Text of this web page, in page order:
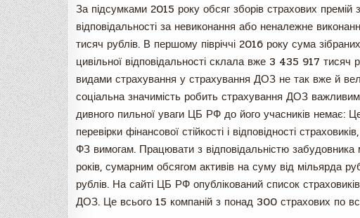
За підсумками 2015 року обсяг зборів страхових премій
відповідальності за невиконання або неналежне
тисяч рублів. В першому півріччі 2016 року сума
цивільної відповідальності склала вже 3 435 917 тисяч
видами страхування у страхування ДОЗ не так вже й
соціальна значимість робить страхування ДОЗ
дивного пильної уваги ЦБ РФ до його учасників немає:
перевірки фінансової стійкості і відповідності
ФЗ вимогам. Працювати з відповідальністю
років, сумарним обсягом активів на суму від мільярда
рублів. На сайті ЦБ РФ опублікований список
ДОЗ. Це всього 15 компаній з понад 300 страхових по